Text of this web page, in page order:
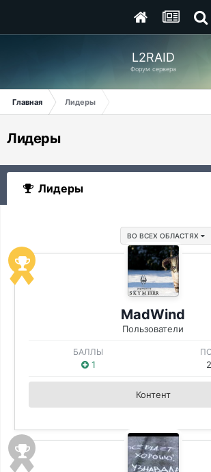
L2RAID
Форум сервера
Главная Лидеры
Лидеры
Лидеры
ВО ВСЕХ ОБЛАСТЯХ
MadWind
Пользователи
БАЛЛЫ
1
Контент